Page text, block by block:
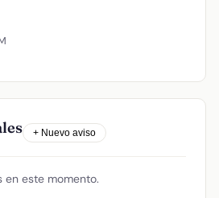
+ Nuevo aviso
en este momento.